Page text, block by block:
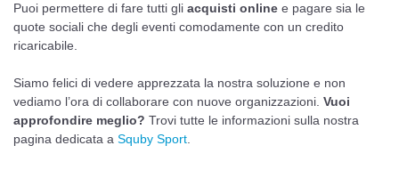
Puoi permettere di fare tutti gli acquisti online e pagare sia le
quote sociali che degli eventi comodamente con un credito
ricaricabile.
Siamo felici di vedere apprezzata la nostra soluzione e non
vediamo l’ora di collaborare con nuove organizzazioni. Vuoi
approfondire meglio? Trovi tutte le informazioni sulla nostra
pagina dedicata a Squby Sport